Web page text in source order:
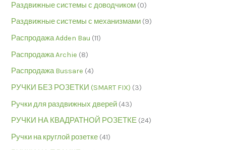
Раздвижные системы с доводчиком (0)
Раздвижные системы с механизмами (9)
Распродажа Adden Bau (11)
Распродажа Archie (8)
Распродажа Bussare (4)
РУЧКИ БЕЗ РОЗЕТКИ (SMART FIX) (3)
Ручки для раздвижных дверей (43)
РУЧКИ НА КВАДРАТНОЙ РОЗЕТКЕ (24)
Ручки на круглой розетке (41)